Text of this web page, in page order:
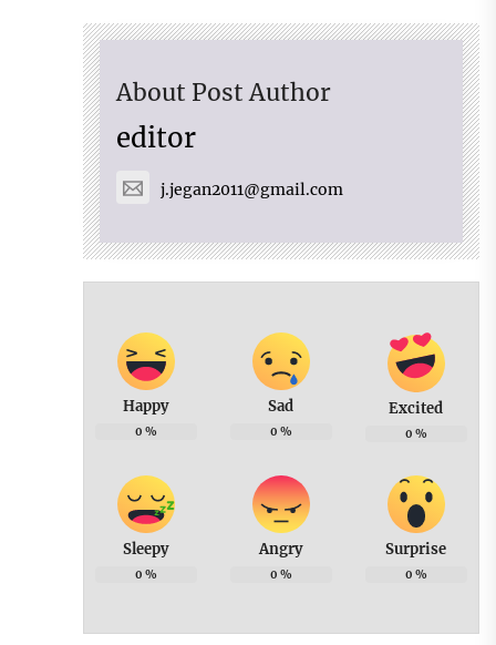
About Post Author
editor
j.jegan2011@gmail.com
Happy
0 %
Sad
0 %
Excited
0 %
Sleepy
0 %
Angry
0 %
Surprise
0 %